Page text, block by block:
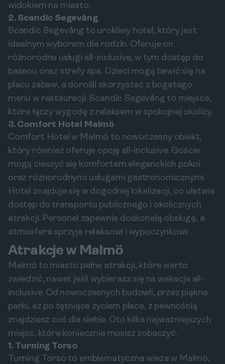
widokiem na miasto.
2. Scandic Segevång
Scandic Segevång to urokliwy hotel, który jest
idealnym wyborem dla rodzin. Oferuje on
różnorodne usługi all-inclusive, w tym dostęp do
basenu oraz strefy spa. Dzieci mogą bawić się na
placu zabaw, a dorośli skorzystać z bogatego
menu w restauracji. Scandic Segevång to miejsce,
które łączy wygodę z relaksem w spokojnej okolicy.
3. Comfort Hotel Malmö
Comfort Hotel w Malmö to nowoczesny obiekt,
który również oferuje opcję all-inclusive. Goście
mogą cieszyć się komfortem eleganckich pokoi
oraz różnorodnymi usługami gastronomicznymi.
Hotel znajduje się w dogodnej lokalizacji, co ułatwia
dostęp do transportu publicznego i okolicznych
atrakcji. Personel zapewnia doskonałą obsługę, a
atmosfera sprzyja relaksowi i wypoczynkowi.
Atrakcje w Malmö
Malmö to miasto pełne atrakcji, które warto
zwiedzić, nawet jeśli wybierasz się na wakacje all-
inclusive. Od nowoczesnych budowli, przez piękne
parki, aż po tętniące życiem place, z pewnością
znajdziesz coś dla siebie. Oto kilka najważniejszych
miejsc, które koniecznie musisz zobaczyć.
1. Turning Torso
Turning Torso to emblematyczna wieża w Malmö,